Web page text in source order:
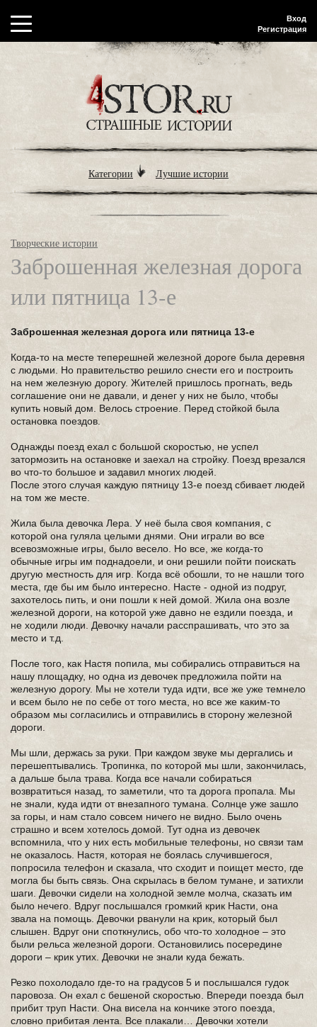
Вход
Регистрация
Категории Лучшие истории
Творческие истории
Заброшенная железная дорога
или пятница 13-е
Заброшенная железная дорога или пятница 13-е
Когда-то на месте теперешней железной дороге была деревня
с людьми. Но правительство решило снести его и построить
на нем железную дорогу. Жителей пришлось прогнать, ведь
соглашение они не давали, и денег у них не было, чтобы
купить новый дом. Велось строение. Перед стойкой была
остановка поездов.
Однажды поезд ехал с большой скоростью, не успел
затормозить на остановке и заехал на стройку. Поезд врезался
во что-то большое и задавил многих людей.
После этого случая каждую пятницу 13-е поезд сбивает людей
на том же месте.
Жила была девочка Лера. У неё была своя компания, с
которой она гуляла целыми днями. Они играли во все
всевозможные игры, было весело. Но все, же когда-то
обычные игры им поднадоели, и они решили пойти поискать
другую местность для игр. Когда всё обошли, то не нашли того
места, где бы им было интересно. Насте - одной из подруг,
захотелось пить, и они пошли к ней домой. Жила она возле
железной дороги, на которой уже давно не ездили поезда, и
не ходили люди. Девочку начали расспрашивать, что это за
место и т.д.
После того, как Настя попила, мы собирались отправиться на
нашу площадку, но одна из девочек предложила пойти на
железную дорогу. Мы не хотели туда идти, все же уже темнело
и всем было не по себе от того места, но все же каким-то
образом мы согласились и отправились в сторону железной
дороги.
Мы шли, держась за руки. При каждом звуке мы дергались и
перешептывались. Тропинка, по которой мы шли, закончилась,
а дальше была трава. Когда все начали собираться
возвратиться назад, то заметили, что та дорога пропала. Мы
не знали, куда идти от внезапного тумана. Солнце уже зашло
за горы, и нам стало совсем ничего не видно. Было очень
страшно и всем хотелось домой. Тут одна из девочек
вспомнила, что у них есть мобильные телефоны, но связи там
не оказалось. Настя, которая не боялась случившегося,
попросила телефон и сказала, что сходит и поищет место, где
могла бы быть связь. Она скрылась в белом тумане, и затихли
шаги. Девочки сидели на холодной земле молча, сказать им
было нечего. Вдруг послышался громкий крик Насти, она
звала на помощь. Девочки рванули на крик, который был
слышен. Вдруг они споткнулись, обо что-то холодное – это
были рельса железной дороги. Остановились посередине
дороги – крик утих. Девочки не знали куда бежать.
Резко похолодало где-то на градусов 5 и послышался гудок
паровоза. Он ехал с бешеной скоростью. Впереди поезда был
прибит труп Насти. Она висела на кончике этого поезда,
словно прибитая лента. Все плакали… Девочки хотели